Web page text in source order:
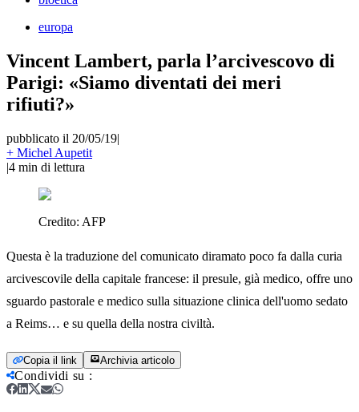
europa
Vincent Lambert, parla l’arcivescovo di
Parigi: «Siamo diventati dei meri
rifiuti?»
pubblicato il 20/05/19|
+ Michel Aupetit
|4 min di lettura
Credito: AFP
Questa è la traduzione del comunicato diramato poco fa dalla curia
arcivescovile della capitale francese: il presule, già medico, offre uno
sguardo pastorale e medico sulla situazione clinica dell'uomo sedato
a Reims… e su quella della nostra civiltà.
Copia il link Archivia articolo
Condividi su :